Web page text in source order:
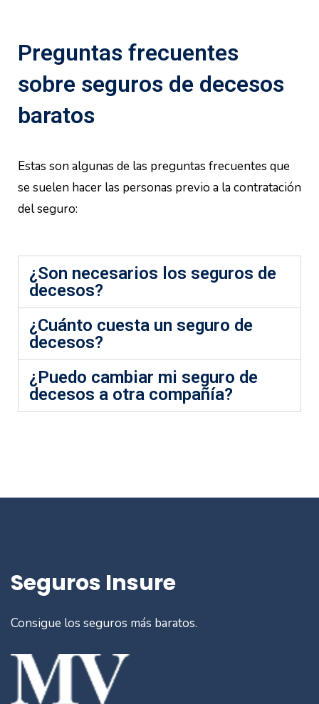
Preguntas frecuentes
sobre seguros de decesos
baratos
Estas son algunas de las preguntas frecuentes que
se suelen hacer las personas previo a la contratación
del seguro:
¿Son necesarios los seguros de
decesos?
¿Cuánto cuesta un seguro de
decesos?
¿Puedo cambiar mi seguro de
decesos a otra compañía?
Seguros Insure
Consigue los seguros más baratos.